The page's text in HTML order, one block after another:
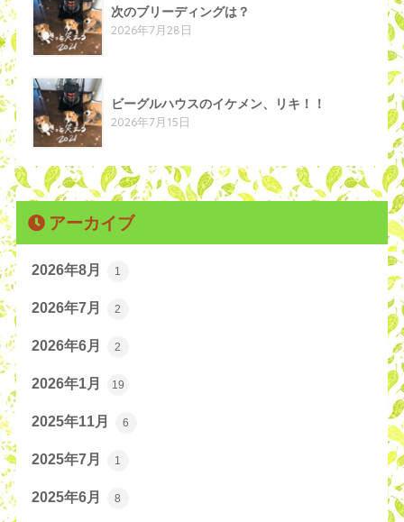
次のブリーディングは？
2026年7月28日
ビーグルハウスのイケメン、リキ！！
2026年7月15日
アーカイブ
2026年8月 1
2026年7月 2
2026年6月 2
2026年1月 19
2025年11月 6
2025年7月 1
2025年6月 8